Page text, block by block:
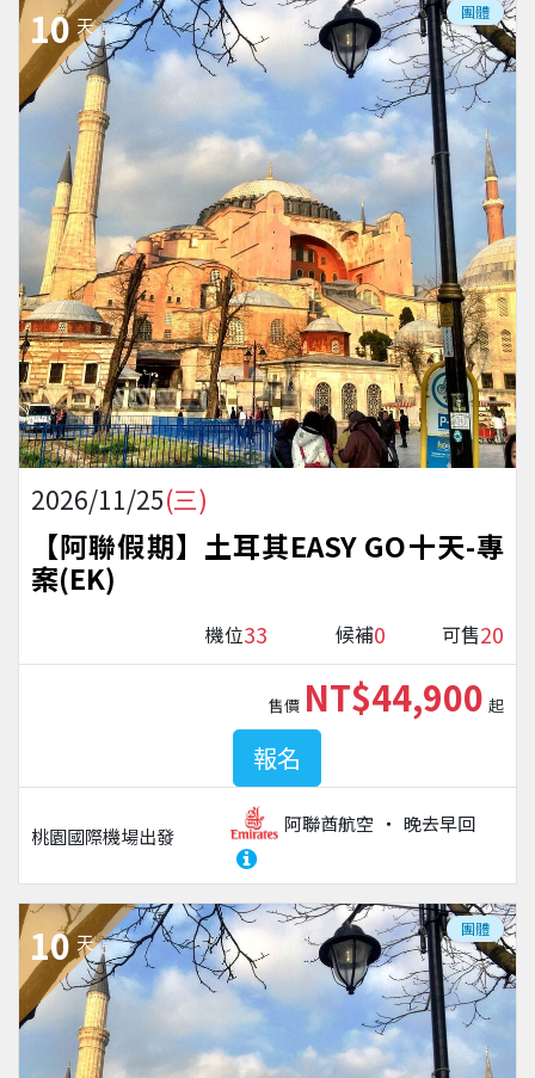
10 天
團體
2026/11/25(三)
【阿聯假期】土耳其EASY GO十天-專
案(EK)
機位33 候補0 可售20
桃園國際機場出發
阿聯酋航空 晚去早回
售價 NT$44,900 起
報名
10 天
團體